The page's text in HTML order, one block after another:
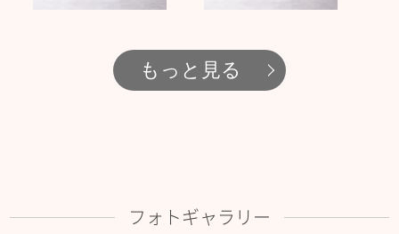
もっと見る
フォトギャラリー